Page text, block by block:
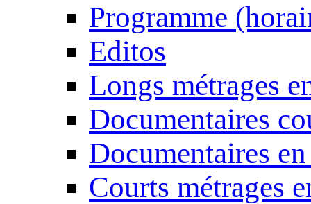
Programme
Editos
Longs métrages
Documentaires
Documentaires
Courts métrages